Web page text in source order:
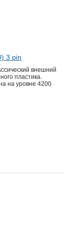
3 pin
внешний
пластика.
на уровне 4200